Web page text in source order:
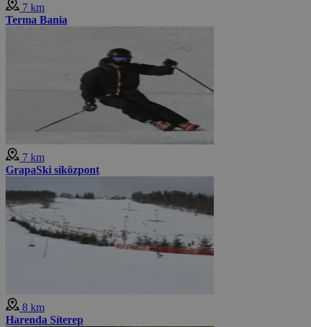
7 km
Terma Bania
7 km
GrapaSki síközpont
8 km
Harenda Síterep